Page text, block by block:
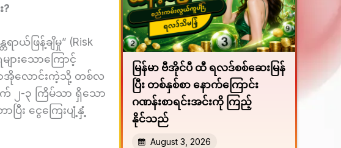
?
ာယ်ဖြန့်ချိမှု” (Risk
ားသောကြောင့်
ာအိုလောင်းကဲ့သို့ တစ်လ
-၃ ကြိမ်သာ ရှိသော
ြီး ငွေကြေးပျံ့နှံ့
မြန်မာ ဗီအိုင်ပီ ထီ ရလဒ်စစ်ဆေးမြန်
ပြီး တစ်နှစ်စာ နောက်ကြောင်း
ဂဏန်းစာရင်းအင်းကို ကြည့်
နိုင်သည်
August 3, 2026